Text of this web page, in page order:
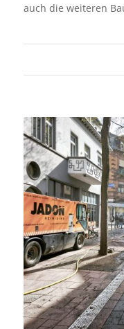
auch die weiteren